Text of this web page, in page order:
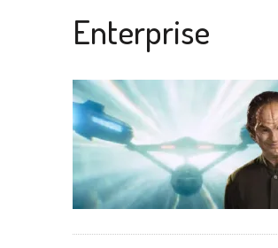
3 DE AGOSTO DE 2026
2 DE AGOSTO DE 2026
1 DE AGOSTO DE 2026 | ELENCO DE
31 DE JULHO DE 2026 GRANDES
31 DE JULHO DE 2026 | BOX DELUXE DO
7 DE AGOSTO DE 2026 | SNW 4×03: HUMAN
Enterprise